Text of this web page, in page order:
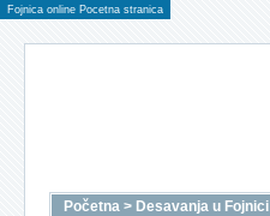
Fojnica online Pocetna stranica
Početna > Desavanja u Fojnici